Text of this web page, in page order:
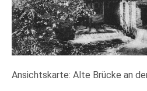
Ansichtskarte: Alte Brücke an